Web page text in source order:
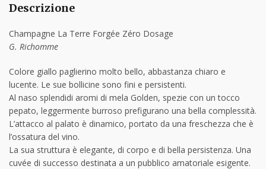
Descrizione
Champagne La Terre Forgée Zéro Dosage
G. Richomme
Colore giallo paglierino molto bello, abbastanza chiaro e
lucente. Le sue bollicine sono fini e persistenti.
Al naso splendidi aromi di mela Golden, spezie con un tocco
pepato, leggermente burroso prefigurano una bella complessità.
L’attacco al palato è dinamico, portato da una freschezza che è
l’ossatura del vino.
La sua struttura è elegante, di corpo e di bella persistenza. Una
cuvée di successo destinata a un pubblico amatoriale esigente.